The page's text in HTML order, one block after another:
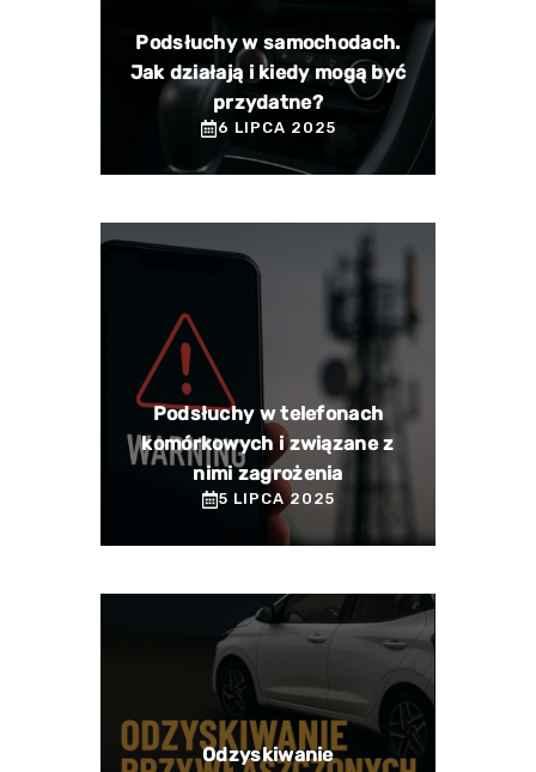
Podsłuchy w samochodach.
Jak działają i kiedy mogą być
przydatne?
6 LIPCA 2025
Podsłuchy w telefonach
komórkowych i związane z
nimi zagrożenia
5 LIPCA 2025
Odzyskiwanie